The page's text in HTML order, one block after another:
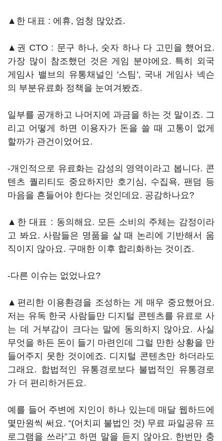
▲한 대표 : 에휴, 엄청 많았죠.
▲권 CTO : 문구 하나, 숫자 하나 다 고민을 했어요.
가장 많이 참조했던 것은 게임 분야에요. 특히 외국
게임사 밸브의 유통채널인 '스팀', 국내 게임사 넥슨
의 부분유료화 정책을 눈여겨봤죠.
일부를 공개하고 나머지에 과금을 하는 것 말이죠. 그
리고 어떻게 하면 이용자가 돈을 쓸 때 고통이 없게
할까가 관건이었어요.
-개인적으로 유료화는 감성의 영역이라고 봅니다. 콘
텐츠 퀄리티도 중요하지만 호기심, 수집욕, 팬덤 등
마음을 흔들어야 한다는 것인데요. 공감하나요?
▲한 대표 : 동의해요. 모든 소비의 주체는 감정이라
고 봐요. 사람들은 명품을 살 때 논리에 기반해서 움
직이지 않아요. 구매한 이후 합리화하는 것이죠.
-다른 이슈는 없었나요?
▲편리한 이용환경을 조성하는 게 매우 중요했어요.
저는 유독 한국 사람들만 디지털 콘텐츠를 유료로 사
는 데 거부감이 크다는 말에 동의하지 않아요. 사실
무엇을 하든 돈이 들기 마련인데 그럴 만한 상황을 만
들어주지 못한 것이에죠. 디지털 콘텐츠만 하더라도
그래요. 합법적인 유통경로보다 불법적인 유통경로
가 더 편리하거든요.
예를 들어 주변에 지인이 하나 있는데 매달 웹하드에
몇만원씩 써요. “(어치피 불법인 것) 무료 파일공유 프
로그램을 쓰라”고 하면 말을 듣지 않아요. 한번만 충